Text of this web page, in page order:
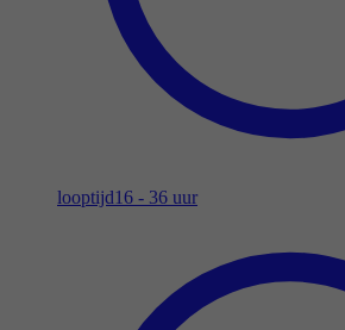
looptijd16 - 36 uur